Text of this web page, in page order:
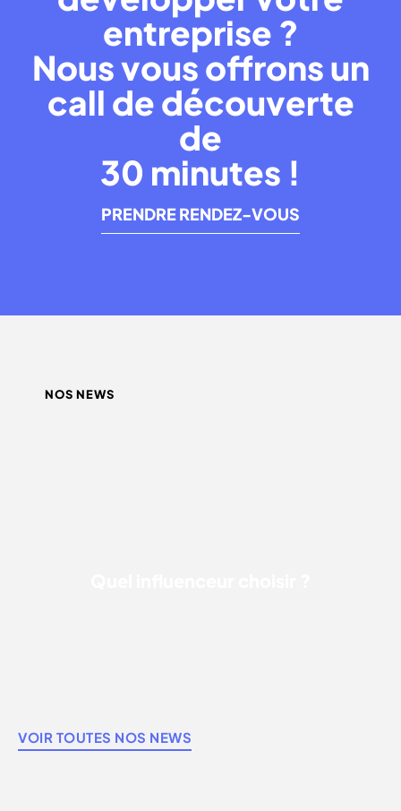
entreprise ?
Nous vous offrons un
call de découverte
de
30 minutes !
PRENDRE RENDEZ-VOUS
NOS NEWS
VOIR TOUTES NOS NEWS